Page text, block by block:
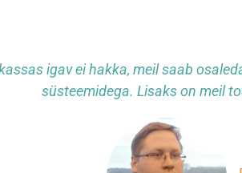
igav ei hakka, meil saab
süsteemidega. Lisaks on meil